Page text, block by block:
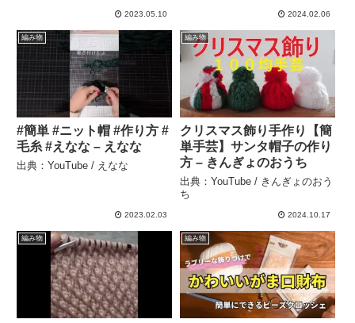
2023.05.10 2024.02.06
編み物
#簡単 #ニット帽 #作り方 #
毛糸 #えなな – えなな
出典：YouTube / えなな
2023.02.03
編み物
クリスマス飾り手作り【簡
単手芸】サンタ帽子の作り
方 – きんぎょのおうち
出典：YouTube / きんぎょのおう
ち
2024.10.17
編み物 編み物